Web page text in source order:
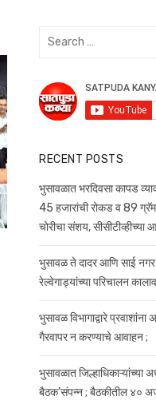
Search
RECENT POSTS
भुसावळात भरदिवसा कापड
45 हजारांची रोकड व 89
चोरीचा संशय,
भुसावळ ते दादर आणि साई नगर
रेल्वेगाड्यांच्या परिचालन
भुसावळ विभागाद्वारे
गैरवापर न करण्याचे आवाहन ;
भुसावळात जिल्हाधिकाऱ्यांच्या
बैठक’संपन्न ; बैठकीतील ४०